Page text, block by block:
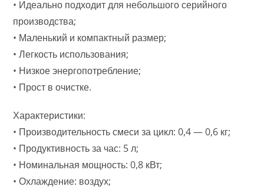
• Идеально подходит для небольшого серийного
производства;
• Маленький и компактный размер;
• Легкость использования;
• Низкое энергопотребление;
• Прост в очистке.
Характеристики:
• Производительность смеси за цикл: 0,4 — 0,6 кг;
• Продуктивность за час: 5 л;
• Номинальная мощность: 0,8 кВт;
• Охлаждение: воздух;